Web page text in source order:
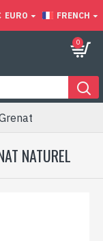
EURO FRENCH
0
NATUREL